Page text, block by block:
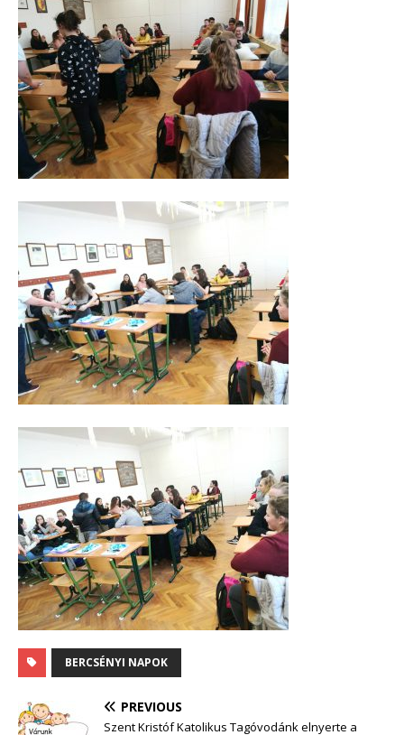
BERCSÉNYI NAPOK
PREVIOUS
Szent Kristóf Katolikus Tagóvodánk elnyerte a